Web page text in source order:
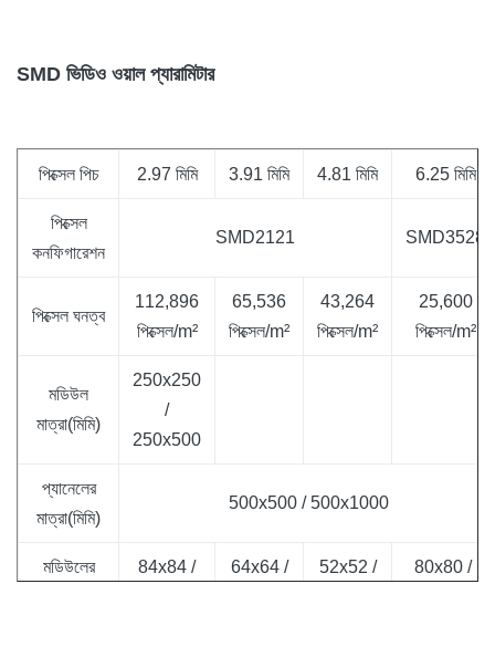
SMD ভিডিও ওয়াল প্যারামিটার
পিক্সেল পিচ 2.97 মিমি 3.91 মিমি 4.81 মিমি 6.25 মিমি
পিক্সেল
কনফিগারেশন
SMD2121 SMD3528
পিক্সেল ঘনত্ব
112,896
পিক্সেল/m²
65,536
পিক্সেল/m²
43,264
পিক্সেল/m²
25,600
পিক্সেল/m²
মডিউল
মাত্রা(মিমি)
250x250
/
250x500
প্যানেলের
মাত্রা(মিমি)
500x500 / 500x1000
মডিউলের
84x84 /
64x64 /
52x52 /
80x80 / ​​